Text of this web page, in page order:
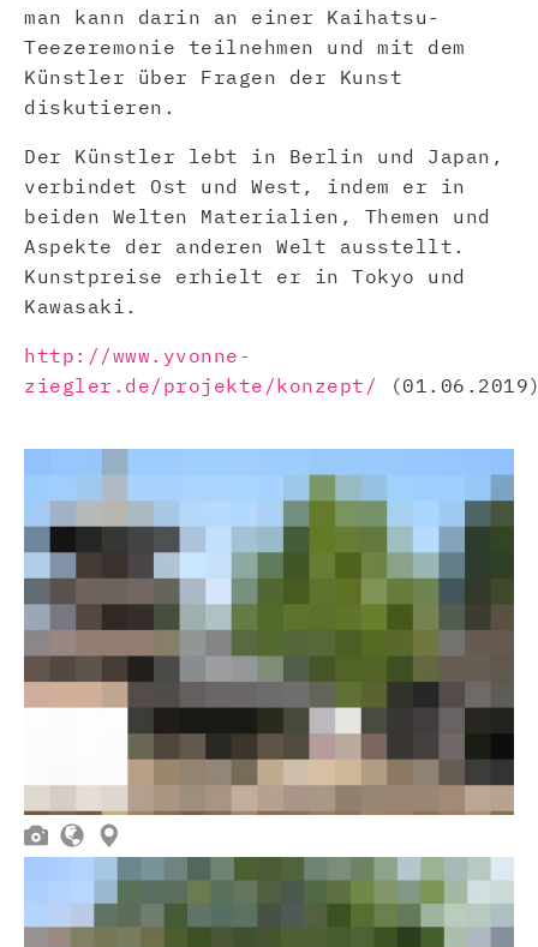
man kann darin an einer Kaihatsu-
Teezeremonie teilnehmen und mit dem
Künstler über Fragen der Kunst
diskutieren.
Der Künstler lebt in Berlin und Japan,
verbindet Ost und West, indem er in
beiden Welten Materialien, Themen und
Aspekte der anderen Welt ausstellt.
Kunstpreise erhielt er in Tokyo und
Kawasaki.
http://www.yvonne-
ziegler.de/projekte/konzept/
  